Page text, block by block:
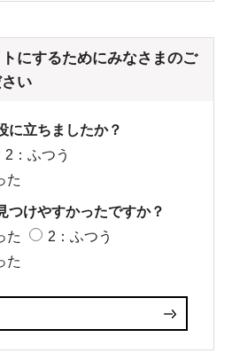
にするためにみなさまのご
い
に立ちましたか？
2：ふつう
た
つけやすかったですか？
た
2：ふつう
た